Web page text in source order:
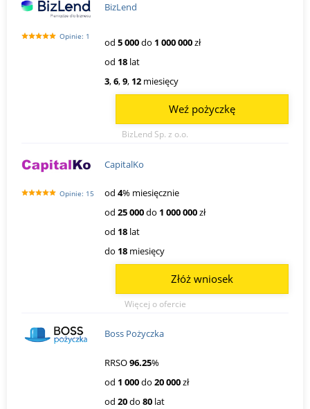
Opinie: 1
BizLend
od 5 000do 1 000 000zł
od 18 lat
3,6,9, 12 miesięcy
BizLend Sp. z o.o.
Weź pożyczkę
Opinie: 15
CapitalKo
od 4% miesięcznie
od 25 000do 1 000 000zł
od 18 lat
do 18 miesięcy
Więcej o ofercie
Złóż wniosek
Boss Pożyczka
RRSO96.25%
od 1 000do 20 000zł
od 20do 80 lat